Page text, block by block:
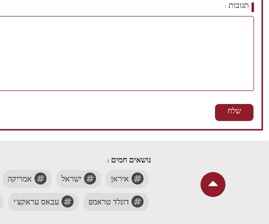
תגובות
נושאים חמים :
איראן ישראל אמריקה
דונלד טראמפ עבאס עראקצ'י